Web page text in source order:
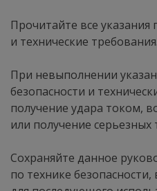
Прочитайте все указания
и технические требования.
При невыполнении
безопасности и
получение удара током,
или получение серьезных
Сохраняйте данное
по технике